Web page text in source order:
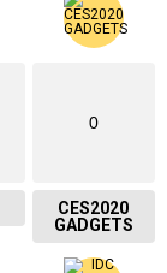
0
CES2020
GADGETS